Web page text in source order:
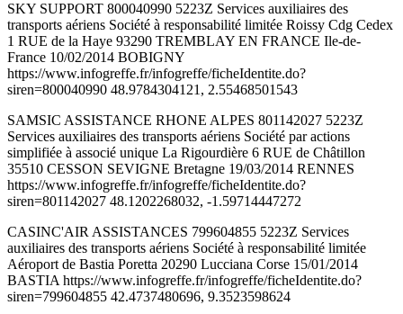
SKY SUPPORT 800040990 5223Z Services auxiliaires des
transports aériens Société à responsabilité limitée Roissy Cdg Cedex
1 RUE de la Haye 93290 TREMBLAY EN FRANCE Ile-de-
France 10/02/2014 BOBIGNY
https://www.infogreffe.fr/infogreffe/ficheIdentite.do?
siren=800040990 48.9784304121, 2.55468501543
SAMSIC ASSISTANCE RHONE ALPES 801142027 5223Z
Services auxiliaires des transports aériens Société par actions
simplifiée à associé unique La Rigourdière 6 RUE de Châtillon
35510 CESSON SEVIGNE Bretagne 19/03/2014 RENNES
https://www.infogreffe.fr/infogreffe/ficheIdentite.do?
siren=801142027 48.1202268032, -1.59714447272
CASINC'AIR ASSISTANCES 799604855 5223Z Services
auxiliaires des transports aériens Société à responsabilité limitée
Aéroport de Bastia Poretta 20290 Lucciana Corse 15/01/2014
BASTIA https://www.infogreffe.fr/infogreffe/ficheIdentite.do?
siren=799604855 42.4737480696, 9.3523598624